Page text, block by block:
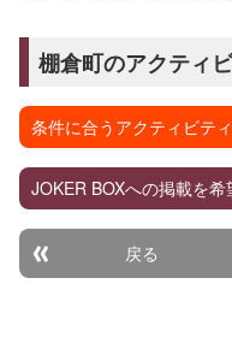
棚倉町のアクティ
条件に合うアクティビテ
JOKER BOXへの掲載を
戻る